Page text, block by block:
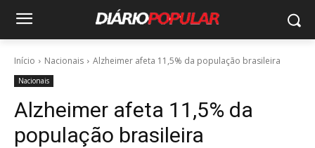
Início Nacionais Alzheimer afeta 11,5% da população brasileira
Nacionais
Alzheimer afeta 11,5% da
população brasileira